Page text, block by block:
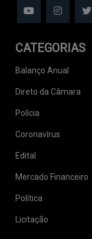
CATEGORIAS
Balanço Anual
Direto da Câmara
Polícia
Coronavírus
Edital
Mercado Financeiro
Política
Licitação